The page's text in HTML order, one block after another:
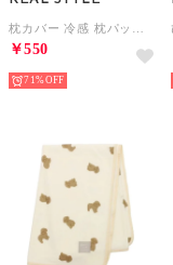
￥550
71%